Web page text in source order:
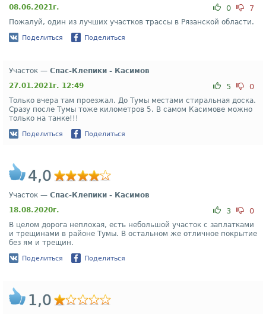
08.06.2021г. 0 7
Пожалуй, один из лучших участков трассы в Рязанской области.
Поделиться Поделиться
Участок — Спас-Клепики - Касимов
27.01.2021г. 12:49
5 0
Только вчера там проезжал. До Тумы местами стиральная доска.
Сразу после Тумы тоже километров 5. В самом Касимове можно
только на танке!!!
Поделиться Поделиться
4,0
Участок — Спас-Клепики - Касимов
18.08.2020г.
3 0
В целом дорога неплохая, есть небольшой участок с заплатками
и трещинами в районе Тумы. В остальном же отличное покрытие
без ям и трещин.
Поделиться Поделиться
1,0